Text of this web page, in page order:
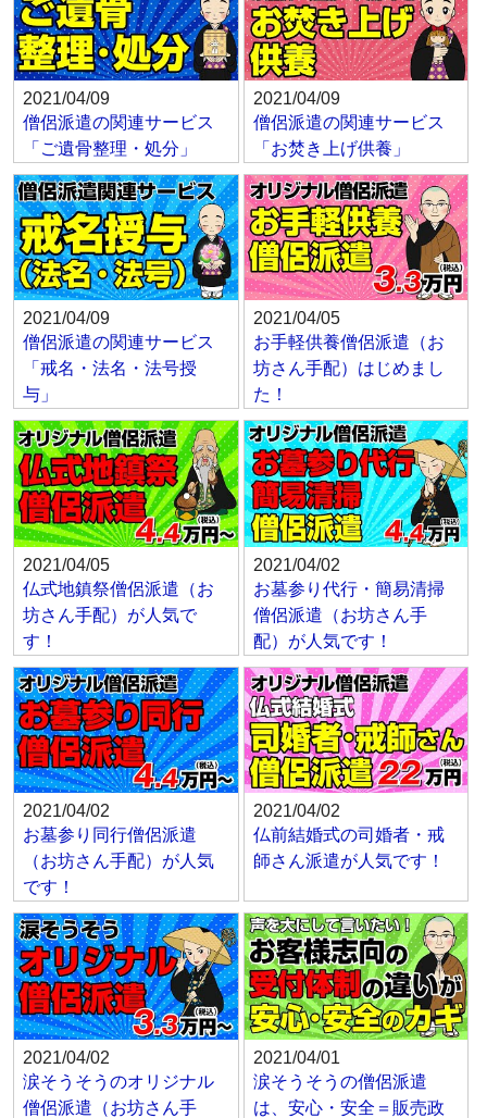
2021/04/09
僧侶派遣の関連サービス
「ご遺骨整理・処分」
2021/04/09
僧侶派遣の関連サービス
「お焚き上げ供養」
2021/04/09
僧侶派遣の関連サービス
「戒名・法名・法号授
与」
2021/04/05
お手軽供養僧侶派遣（お
坊さん手配）はじめまし
た！
2021/04/05
仏式地鎮祭僧侶派遣（お
坊さん手配）が人気で
す！
2021/04/02
お墓参り代行・簡易清掃
僧侶派遣（お坊さん手
配）が人気です！
2021/04/02
お墓参り同行僧侶派遣
（お坊さん手配）が人気
です！
2021/04/02
仏前結婚式の司婚者・戒
師さん派遣が人気です！
2021/04/02
涙そうそうのオリジナル
僧侶派遣（お坊さん手
2021/04/01
涙そうそうの僧侶派遣
は、安心・安全＝販売政